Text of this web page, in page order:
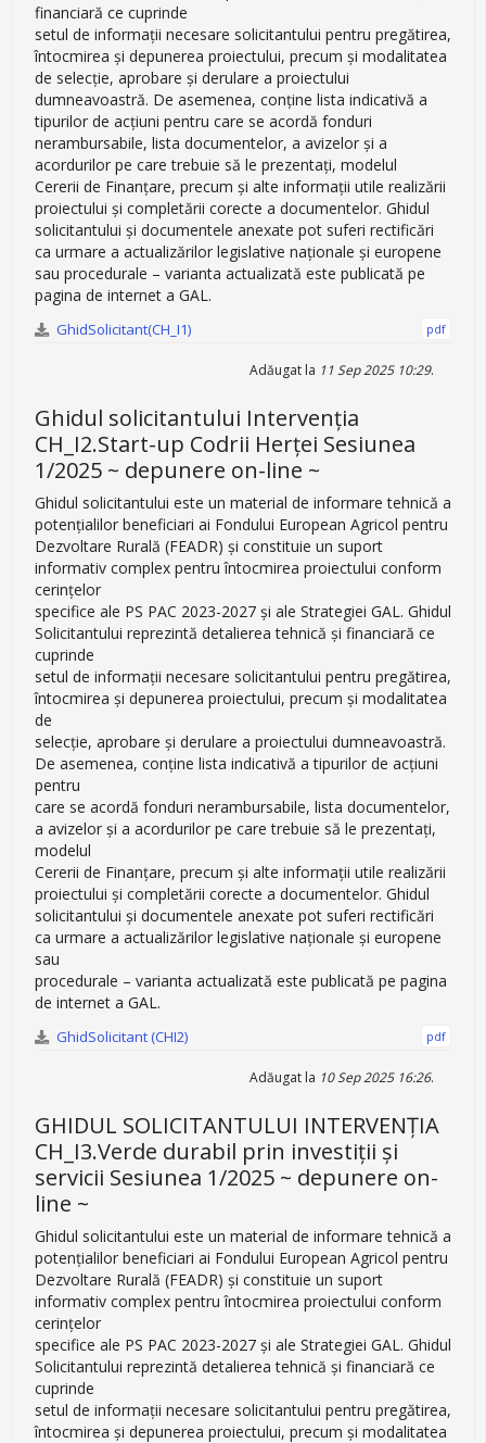
financiară ce cuprinde
setul de informaţii necesare solicitantului pentru pregătirea,
întocmirea și depunerea proiectului, precum și modalitatea
de selecţie, aprobare şi derulare a proiectului
dumneavoastră. De asemenea, conţine lista indicativă a
tipurilor de acțiuni pentru care se acordă fonduri
nerambursabile, lista documentelor, a avizelor şi a
acordurilor pe care trebuie să le prezentaţi, modelul
Cererii de Finanțare, precum și alte informații utile realizării
proiectului şi completării corecte a documentelor. Ghidul
solicitantului şi documentele anexate pot suferi rectificări
ca urmare a actualizărilor legislative naţionale şi europene
sau procedurale – varianta actualizată este publicată pe
pagina de internet a GAL.
GhidSolicitant(CH_I1) pdf
Adăugat la 11 Sep 2025 10:29.
Ghidul solicitantului Intervenția
CH_I2.Start-up Codrii Herței Sesiunea
1/2025 ~ depunere on-line ~
Ghidul solicitantului este un material de informare tehnică a
potenţialilor beneficiari ai Fondului European Agricol pentru
Dezvoltare Rurală (FEADR) şi constituie un suport
informativ complex pentru întocmirea proiectului conform
cerinţelor
specifice ale PS PAC 2023-2027 și ale Strategiei GAL. Ghidul
Solicitantului reprezintă detalierea tehnică şi financiară ce
cuprinde
setul de informaţii necesare solicitantului pentru pregătirea,
întocmirea și depunerea proiectului, precum și modalitatea
de
selecţie, aprobare şi derulare a proiectului dumneavoastră.
De asemenea, conţine lista indicativă a tipurilor de acțiuni
pentru
care se acordă fonduri nerambursabile, lista documentelor,
a avizelor şi a acordurilor pe care trebuie să le prezentaţi,
modelul
Cererii de Finanțare, precum și alte informații utile realizării
proiectului şi completării corecte a documentelor. Ghidul
solicitantului şi documentele anexate pot suferi rectificări
ca urmare a actualizărilor legislative naţionale şi europene
sau
procedurale – varianta actualizată este publicată pe pagina
de internet a GAL.
GhidSolicitant (CHI2) pdf
Adăugat la 10 Sep 2025 16:26.
GHIDUL SOLICITANTULUI INTERVENȚIA
CH_I3.Verde durabil prin investiții și
servicii Sesiunea 1/2025 ~ depunere on-
line ~
Ghidul solicitantului este un material de informare tehnică a
potenţialilor beneficiari ai Fondului European Agricol pentru
Dezvoltare Rurală (FEADR) şi constituie un suport
informativ complex pentru întocmirea proiectului conform
cerinţelor
specifice ale PS PAC 2023-2027 și ale Strategiei GAL. Ghidul
Solicitantului reprezintă detalierea tehnică şi financiară ce
cuprinde
setul de informaţii necesare solicitantului pentru pregătirea,
întocmirea și depunerea proiectului, precum și modalitatea